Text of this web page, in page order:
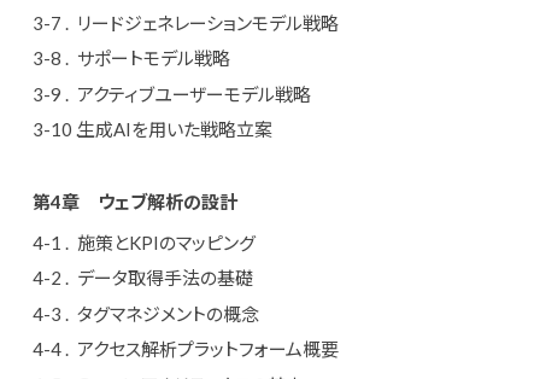
リードジェネレーションモデル戦略
サポートモデル戦略
アクティブユーザーモデル戦略
生成AIを用いた戦略立案
第4章
ウェブ解析の設計
施策とKPIのマッピング
データ取得手法の基礎
タグマネジメントの概念
アクセス解析プラットフォーム概要